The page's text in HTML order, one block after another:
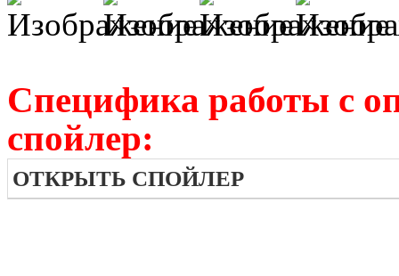
Специфика работы с
спойлер:
ОТКРЫТЬ СПОЙЛЕР